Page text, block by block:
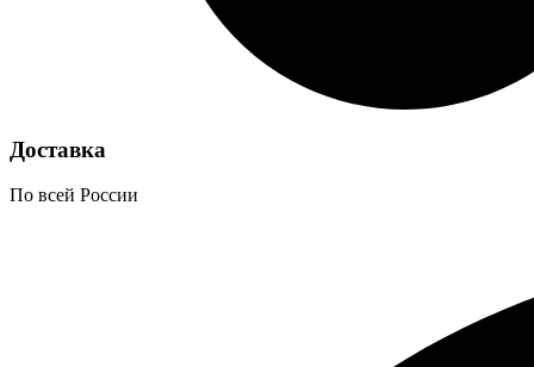
Доставка
По всей России